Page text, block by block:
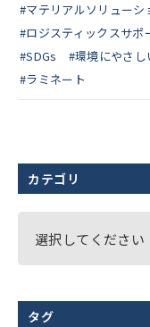
#マテリアルソリューシ
#ロジスティックスサポ
#SDGs
#環境にやさし
#ラミネート
カテゴリ
選択してください
タグ